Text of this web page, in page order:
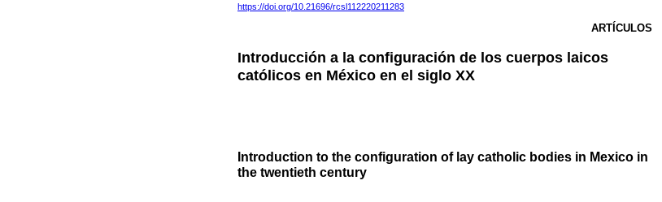
https://doi.org/10.21696/rcsl112220211283
ARTÍCULOS
Introducción a la configuración de los cuerpos laicos
católicos en México en el siglo XX
Introduction to the configuration of lay catholic bodies in Mexico in
the twentieth century